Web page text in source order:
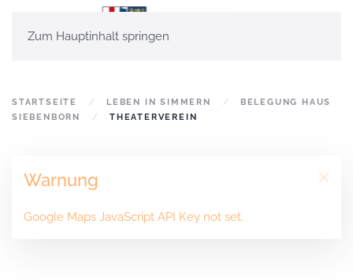
Zum Hauptinhalt springen
STARTSEITE LEBEN IN SIMMERN
BELEGUNG HAUS
SIEBENBORN
THEATERVEREIN
Warnung
Google Maps JavaScript API Key not set.